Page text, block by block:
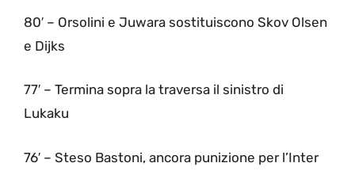
80′ – Orsolini e Juwara sostituiscono Skov Olsen
e Dijks
77′ – Termina sopra la traversa il sinistro di
Lukaku
76′ – Steso Bastoni, ancora punizione per l’Inter